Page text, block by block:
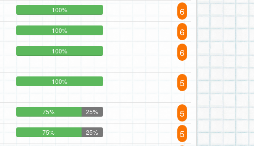
100% 6
100% 6
100% 6
100% 5
75% 25% 5
75% 25% 5